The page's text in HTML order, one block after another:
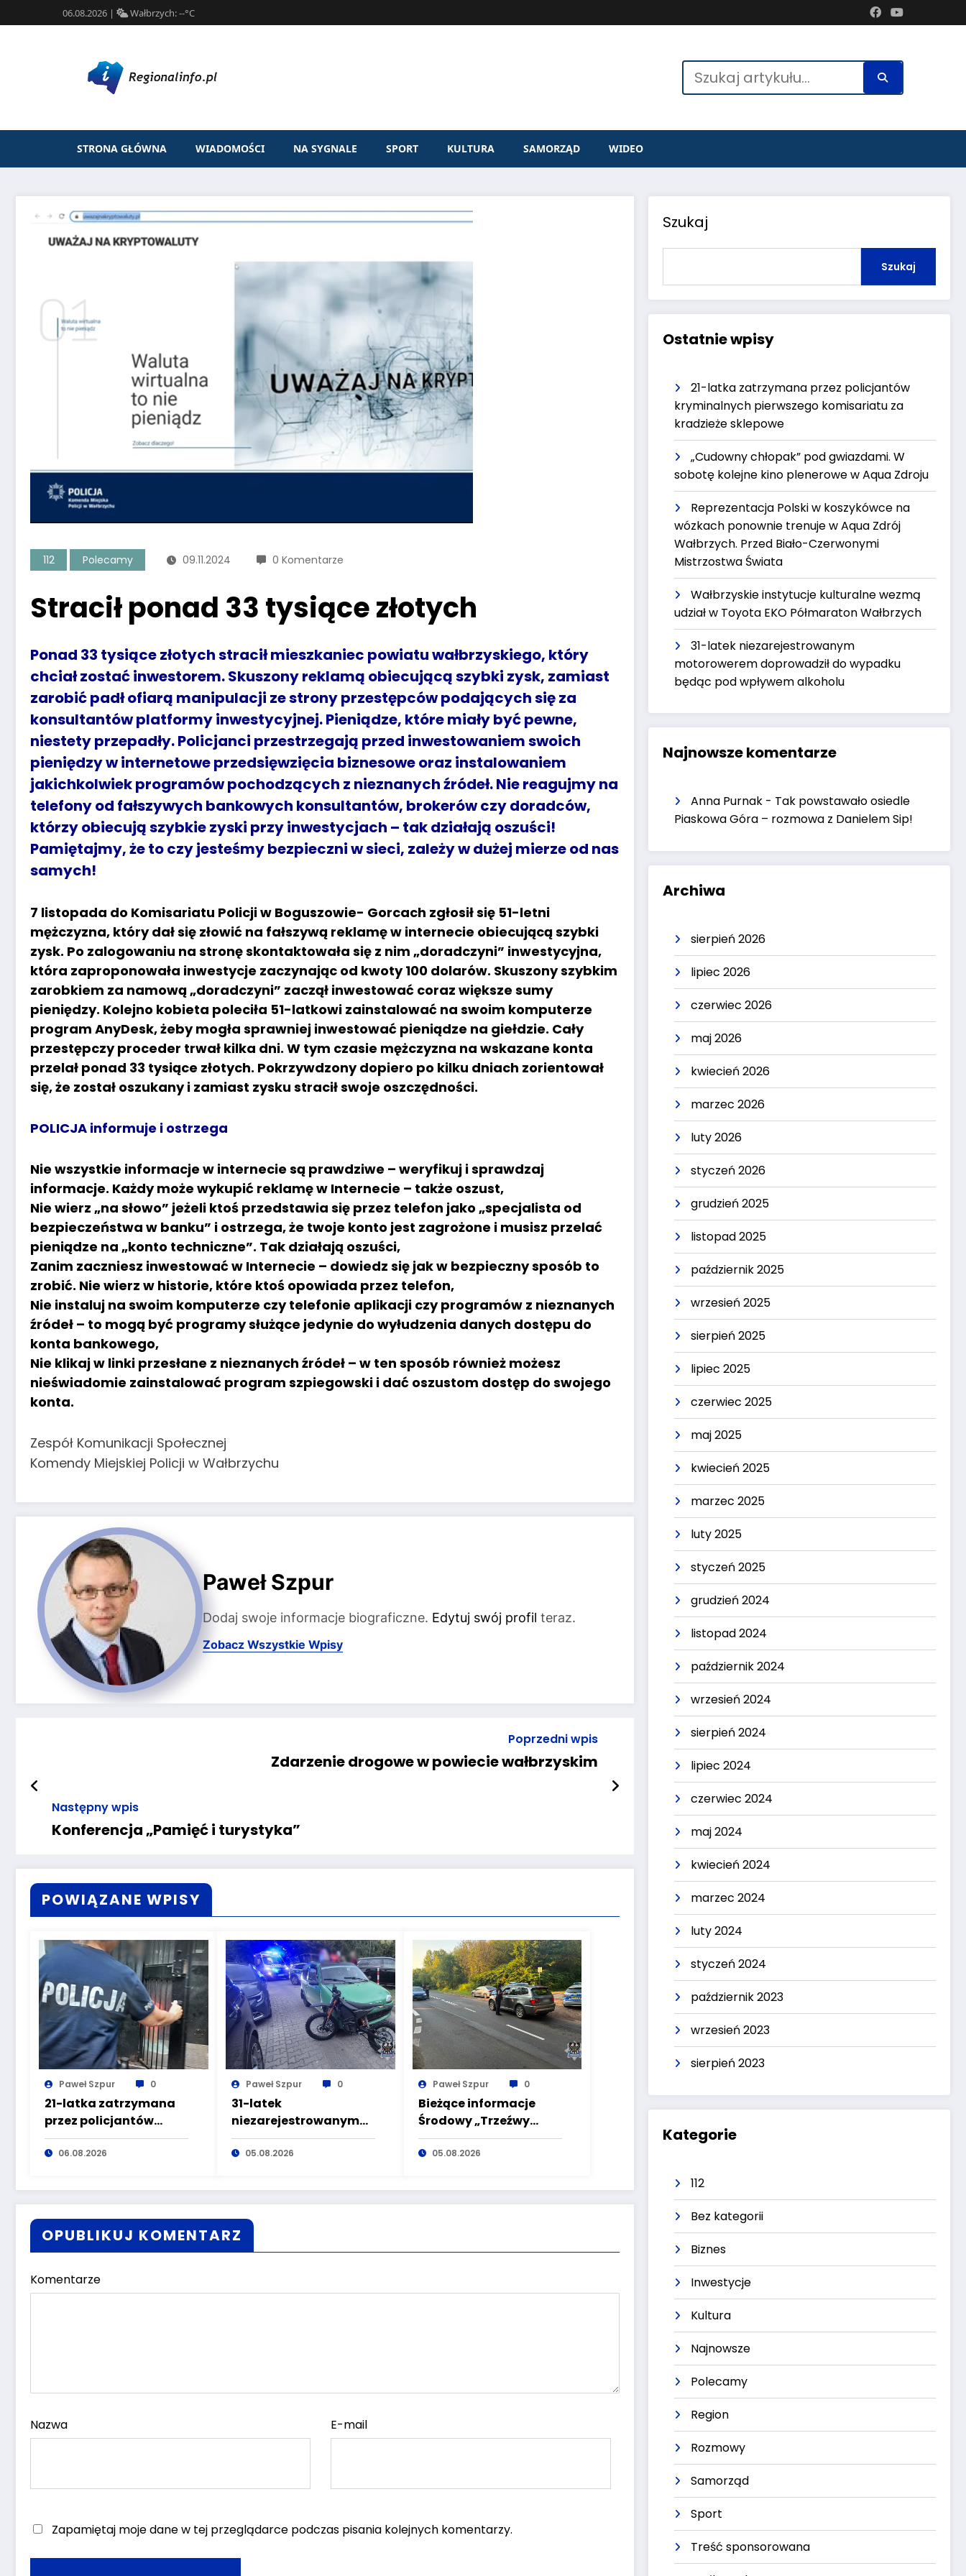
06.08.2026 | Wałbrzych:--°C
STRONA GŁÓWNA WIADOMOŚCI NA SYGNALE SPORT KULTURA SAMORZĄD WIDEO
112 Polecamy 09.11.2024 0 Komentarze
Stracił ponad 33 tysiące złotych
Ponad 33 tysiące złotych stracił mieszkaniec powiatu wałbrzyskiego, który
chciał zostać inwestorem. Skuszony reklamą obiecującą szybki zysk, zamiast
zarobić padł ofiarą manipulacji ze strony przestępców podających się za
konsultantów platformy inwestycyjnej. Pieniądze, które miały być pewne,
niestety przepadły. Policjanci przestrzegają przed inwestowaniem swoich
pieniędzy w internetowe przedsięwzięcia biznesowe oraz instalowaniem
jakichkolwiek programów pochodzących z nieznanych źródeł. Nie reagujmy na
telefony od fałszywych bankowych konsultantów, brokerów czy doradców,
którzy obiecują szybkie zyski przy inwestycjach – tak działają oszuści!
Pamiętajmy, że to czy jesteśmy bezpieczni w sieci, zależy w dużej mierze od nas
samych!
7 listopada do Komisariatu Policji w Boguszowie- Gorcach zgłosił się 51-letni
mężczyzna, który dał się złowić na fałszywą reklamę w internecie obiecującą szybki
zysk. Po zalogowaniu na stronę skontaktowała się z nim „doradczyni” inwestycyjna,
która zaproponowała inwestycje zaczynając od kwoty 100 dolarów. Skuszony szybkim
zarobkiem za namową „doradczyni” zaczął inwestować coraz większe sumy
pieniędzy. Kolejno kobieta poleciła 51-latkowi zainstalować na swoim komputerze
program AnyDesk, żeby mogła sprawniej inwestować pieniądze na giełdzie. Cały
przestępczy proceder trwał kilka dni. W tym czasie mężczyzna na wskazane konta
przelał ponad 33 tysiące złotych. Pokrzywdzony dopiero po kilku dniach zorientował
się, że został oszukany i zamiast zysku stracił swoje oszczędności.
POLICJA informuje i ostrzega
Nie wszystkie informacje w internecie są prawdziwe – weryfikuj i sprawdzaj
informacje. Każdy może wykupić reklamę w Internecie – także oszust,
Nie wierz „na słowo” jeżeli ktoś przedstawia się przez telefon jako „specjalista od
bezpieczeństwa w banku” i ostrzega, że twoje konto jest zagrożone i musisz przelać
pieniądze na „konto techniczne”. Tak działają oszuści,
Zanim zaczniesz inwestować w Internecie – dowiedz się jak w bezpieczny sposób to
zrobić. Nie wierz w historie, które ktoś opowiada przez telefon,
Nie instaluj na swoim komputerze czy telefonie aplikacji czy programów z nieznanych
źródeł – to mogą być programy służące jedynie do wyłudzenia danych dostępu do
konta bankowego,
Nie klikaj w linki przesłane z nieznanych źródeł – w ten sposób również możesz
nieświadomie zainstalować program szpiegowski i dać oszustom dostęp do swojego
konta.
Zespół Komunikacji Społecznej
Komendy Miejskiej Policji w Wałbrzychu
Paweł Szpur
Dodaj swoje informacje biograficzne. Edytuj swój profil teraz.
Zobacz Wszystkie Wpisy
Poprzedni wpis
Zdarzenie drogowe w powiecie wałbrzyskim
Następny wpis
Konferencja „Pamięć i turystyka”
POWIĄZANE WPISY
Paweł Szpur 0
21-latka zatrzymana
przez policjantów
kryminalnych
pierwszego
kradzieże sklepowe
06.08.2026
Paweł Szpur 0
31-latek
niezarejestrowanym
motorowerem
doprowadził do
wpływem alkoholu
05.08.2026
Paweł Szpur 0
Bieżące informacje
Środowy „Trzeźwy
poranek” bez
nietrzeźwych
05.08.2026
OPUBLIKUJ KOMENTARZ
Komentarze
Nazwa E-mail
Zapamiętaj moje dane w tej przeglądarce podczas pisania kolejnych komentarzy.
Szukaj
Szukaj
Ostatnie wpisy
21-latka zatrzymana przez policjantów
kryminalnych pierwszego komisariatu za
kradzieże sklepowe
„Cudowny chłopak” pod gwiazdami. W
sobotę kolejne kino plenerowe w Aqua Zdroju
Reprezentacja Polski w koszykówce na
wózkach ponownie trenuje w Aqua Zdrój
Wałbrzych. Przed Biało-Czerwonymi
Mistrzostwa Świata
Wałbrzyskie instytucje kulturalne wezmą
udział w Toyota EKO Półmaraton Wałbrzych
31-latek niezarejestrowanym
motorowerem doprowadził do wypadku
będąc pod wpływem alkoholu
Najnowsze komentarze
Anna Purnak - Tak powstawało osiedle
Piaskowa Góra – rozmowa z Danielem Sip!
Archiwa
sierpień 2026
lipiec 2026
czerwiec 2026
maj 2026
kwiecień 2026
marzec 2026
luty 2026
styczeń 2026
grudzień 2025
listopad 2025
październik 2025
wrzesień 2025
sierpień 2025
lipiec 2025
czerwiec 2025
maj 2025
kwiecień 2025
marzec 2025
luty 2025
styczeń 2025
grudzień 2024
listopad 2024
październik 2024
wrzesień 2024
sierpień 2024
lipiec 2024
czerwiec 2024
maj 2024
kwiecień 2024
marzec 2024
luty 2024
styczeń 2024
październik 2023
wrzesień 2023
sierpień 2023
Kategorie
112
Bez kategorii
Biznes
Inwestycje
Kultura
Najnowsze
Polecamy
Region
Rozmowy
Samorząd
Sport
Treść sponsorowana